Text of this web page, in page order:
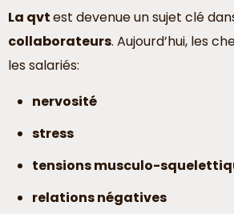
La qvtest devenue un sujet clé
collaborateurs. Aujourd’hui, les
les salariés:
nervosité
stress
tensions musculo-
relations négatives